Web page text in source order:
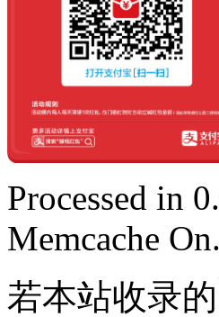
Processed in
Memcache On.
若本站收录